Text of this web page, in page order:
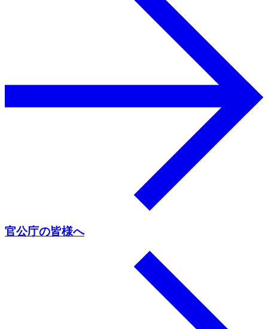
官公庁の皆様へ